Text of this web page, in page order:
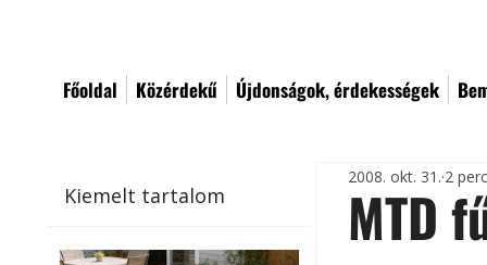
Főoldal Közérdekű Újdonságok, érdekességek
Kiemelt tartalom MTD
2008. okt. 31. 2